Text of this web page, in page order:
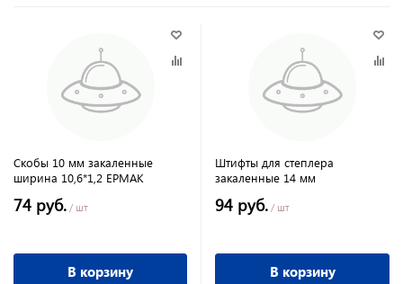
Скобы 10 мм закаленные
ширина 10,6*1,2 ЕРМАК
74 руб. / шт
В корзину
Штифты для степлера
закаленные 14 мм
94 руб. / шт
В корзину